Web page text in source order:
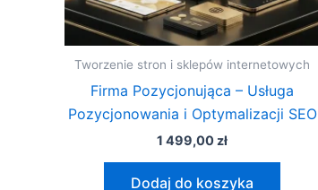
Tworzenie stron i sklepów internetowych
Firma Pozycjonująca – Usługa
Pozycjonowania i Optymalizacji SEO
1 499,00 zł
Dodaj do koszyka